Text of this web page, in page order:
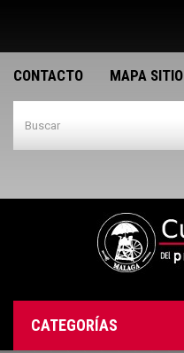
CONTACTO MAPA SITIO
CATEGORÍAS